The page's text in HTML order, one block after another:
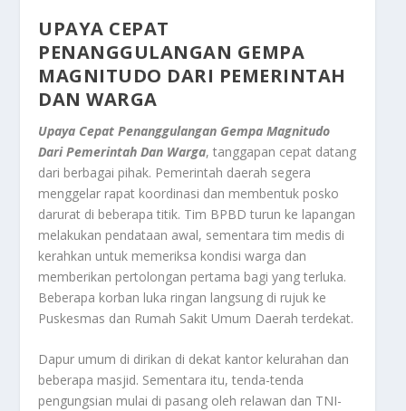
UPAYA CEPAT
PENANGGULANGAN GEMPA
MAGNITUDO DARI PEMERINTAH
DAN WARGA
Upaya Cepat Penanggulangan Gempa Magnitudo
Dari Pemerintah Dan Warga, tanggapan cepat datang
dari berbagai pihak. Pemerintah daerah segera
menggelar rapat koordinasi dan membentuk posko
darurat di beberapa titik. Tim BPBD turun ke lapangan
melakukan pendataan awal, sementara tim medis di
kerahkan untuk memeriksa kondisi warga dan
memberikan pertolongan pertama bagi yang terluka.
Beberapa korban luka ringan langsung di rujuk ke
Puskesmas dan Rumah Sakit Umum Daerah terdekat.
Dapur umum di dirikan di dekat kantor kelurahan dan
beberapa masjid. Sementara itu, tenda-tenda
pengungsian mulai di pasang oleh relawan dan TNI-